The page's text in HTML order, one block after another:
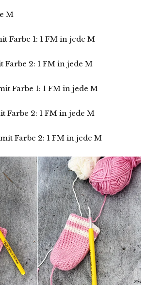
M
Farbe 1: 1 FM in jede M
Farbe 2: 1 FM in jede M
Farbe 1: 1 FM in jede M
Farbe 2: 1 FM in jede M
Farbe 2: 1 FM in jede M